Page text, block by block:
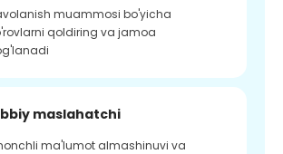
muammosi bo'yicha
qoldiring va jamoa
maslahatchi
ma'lumot almashinuvi va